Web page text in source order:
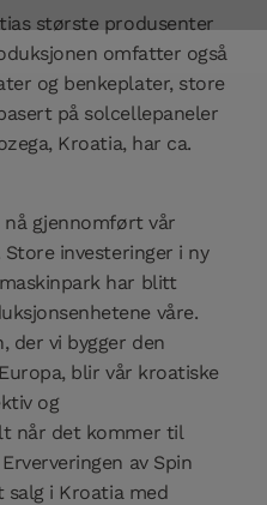
største produsenter
omfatter også
og benkeplater, store
på solcellepaneler
Kroatia, har ca.
nå gjennomført vår
investeringer i ny
har blitt
våre.
der vi bygger den
blir vår kroatiske
og
når det kommer til
av Spin
salg i Kroatia med